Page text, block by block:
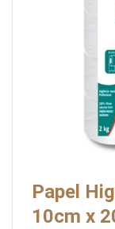
Papel
10cm x